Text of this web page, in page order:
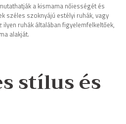
a kismama nőiességét és
széles szoknyájú estélyi ruhák, vagy
ruhák általában figyelemfelkeltőek,
alakját.
stílus és